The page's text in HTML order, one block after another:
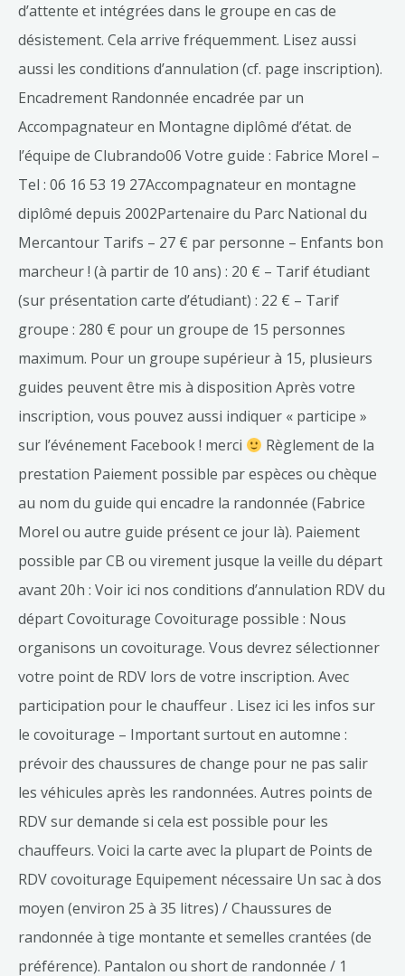
d’attente et intégrées dans le groupe en cas de
désistement. Cela arrive fréquemment. Lisez aussi
aussi les conditions d’annulation (cf. page inscription).
Encadrement Randonnée encadrée par un
Accompagnateur en Montagne diplômé d’état. de
l’équipe de Clubrando06 Votre guide : Fabrice Morel –
Tel : 06 16 53 19 27Accompagnateur en montagne
diplômé depuis 2002Partenaire du Parc National du
Mercantour Tarifs – 27 € par personne – Enfants bon
marcheur ! (à partir de 10 ans) : 20 € – Tarif étudiant
(sur présentation carte d’étudiant) : 22 € – Tarif
groupe : 280 € pour un groupe de 15 personnes
maximum. Pour un groupe supérieur à 15, plusieurs
guides peuvent être mis à disposition Après votre
inscription, vous pouvez aussi indiquer « participe »
sur l’événement Facebook ! merci
Règlement de la
prestation Paiement possible par espèces ou chèque
au nom du guide qui encadre la randonnée (Fabrice
Morel ou autre guide présent ce jour là). Paiement
possible par CB ou virement jusque la veille du départ
avant 20h : Voir ici nos conditions d’annulation RDV du
départ Covoiturage Covoiturage possible : Nous
organisons un covoiturage. Vous devrez sélectionner
votre point de RDV lors de votre inscription. Avec
participation pour le chauffeur . Lisez ici les infos sur
le covoiturage – Important surtout en automne :
prévoir des chaussures de change pour ne pas salir
les véhicules après les randonnées. Autres points de
RDV sur demande si cela est possible pour les
chauffeurs. Voici la carte avec la plupart de Points de
RDV covoiturage Equipement nécessaire Un sac à dos
moyen (environ 25 à 35 litres) / Chaussures de
randonnée à tige montante et semelles crantées (de
préférence). Pantalon ou short de randonnée / 1